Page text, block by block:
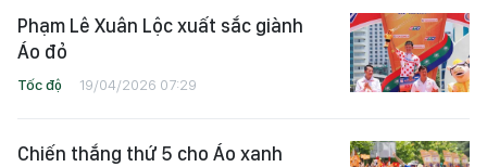
Phạm Lê Xuân Lộc xuất sắc giành
Áo đỏ
Tốc độ 19/04/2026 07:29
Chiến thắng thứ 5 cho Áo xanh